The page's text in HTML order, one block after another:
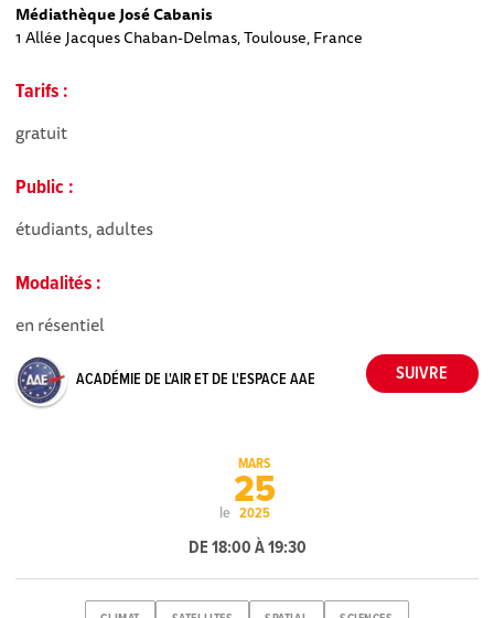
Médiathèque José Cabanis
1 Allée Jacques Chaban-Delmas, Toulouse, France
Tarifs :
gratuit
Public :
étudiants, adultes
Modalités :
en résentiel
ACADÉMIE DE L'AIR ET DE L'ESPACE AAE
le
MARS
25
2025
DE 18:00 À 19:30